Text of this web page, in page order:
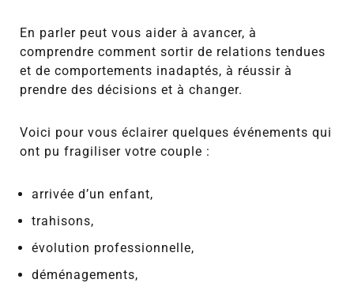
En parler peut vous aider à avancer, à
comprendre comment sortir de relations tendues
et de comportements inadaptés, à réussir à
prendre des décisions et à changer.
Voici pour vous éclairer quelques événements qui
ont pu fragiliser votre couple :
arrivée d’un enfant,
trahisons,
évolution professionnelle,
déménagements,